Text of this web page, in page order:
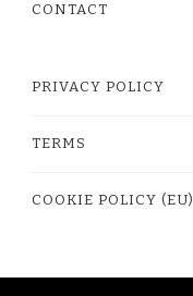
CONTACT
PRIVACY POLICY
TERMS
COOKIE POLICY (EU)